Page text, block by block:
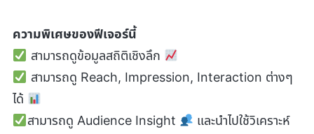
ความพิเศษของฟีเจอร์นี้
สามารถดูข้อมูลสถิติเชิงลึก
สามารถดู Reach, Impression, Interaction ต่างๆ
ได้
สามารถดู Audience Insight
และนำไปใช้วิเคราะห์